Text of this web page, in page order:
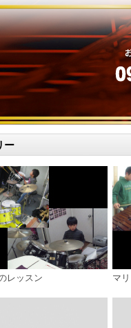
ー
レッスン マ